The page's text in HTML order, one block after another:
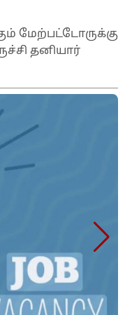
மேற்பட்டோருக்கு
தனியார்